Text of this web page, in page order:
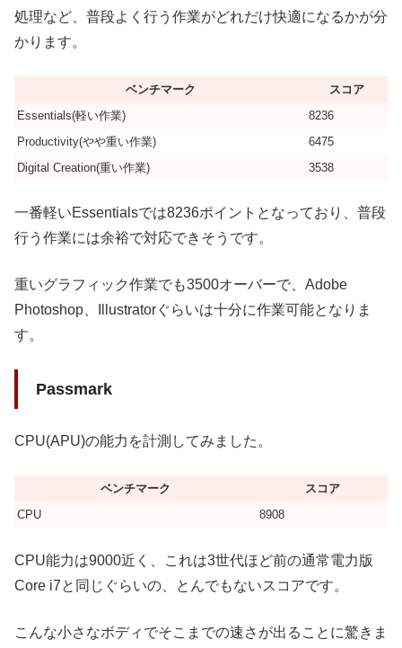
処理など、普段よく行う作業がどれだけ快適になるかが分
かります。
ベンチマーク
スコア
Essentials(軽い作業)
8236
Productivity(やや重い作業)
6475
Digital Creation(重い作業)
3538
一番軽いEssentialsでは8236ポイントとなっており、普段
行う作業には余裕で対応できそうです。
重いグラフィック作業でも3500オーバーで、Adobe
Photoshop、Illustratorぐらいは十分に作業可能となりま
す。
Passmark
CPU(APU)の能力を計測してみました。
ベンチマーク
スコア
CPU
8908
CPU能力は9000近く、これは3世代ほど前の通常電力版
Core i7と同じぐらいの、とんでもないスコアです。
こんな小さなボディでそこまでの速さが出ることに驚きま